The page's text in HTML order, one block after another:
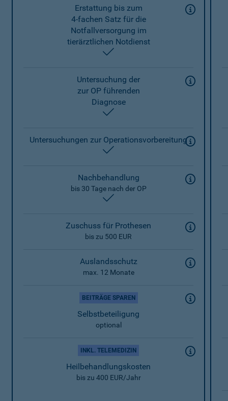
Erstattung bis zum
4-fachen Satz für die
Notfallversorgung im
tierärztlichen Notdienst
Untersuchung der
zur OP führenden
Diagnose
Untersuchungen zur Operationsvorbereitung
Nachbehandlung
bis 30 Tage nach der OP
Zuschuss für Prothesen
bis zu 500 EUR
Auslandsschutz
max. 12 Monate
BEITRÄGE SPAREN
Selbstbeteiligung
optional
INKL. TELEMEDIZIN
Heilbehandlungskosten
bis zu 400 EUR/Jahr